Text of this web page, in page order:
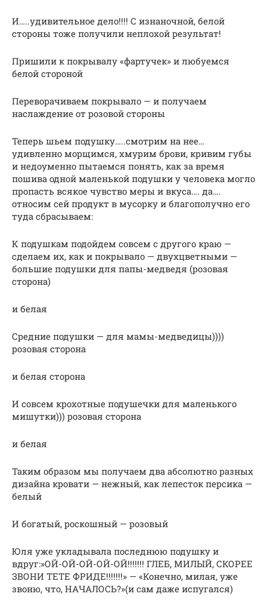
И…..удивительное дело!!!! С изнаночной, белой
стороны тоже получили неплохой результат!
Пришили к покрывалу «фартучек» и любуемся
белой стороной
Переворачиваем покрывало — и получаем
наслаждение от розовой стороны
Теперь шьем подушку…..смотрим на нее…
удивленно морщимся, хмурим брови, кривим губы
и недоуменно пытаемся понять, как за время
пошива одной маленькой подушки у человека могло
пропасть всякое чувство меры и вкуса…. да….
относим сей продукт в мусорку и благополучно его
туда сбрасываем:
К подушкам подойдем совсем с другого краю —
сделаем их, как и покрывало — двухцветными —
большие подушки для папы-медведя (розовая
сторона)
и белая
Средние подушки — для мамы-медведицы))))
розовая сторона
и белая сторона
И совсем крохотные подушечки для маленького
мишутки))) розовая сторона
и белая
Таким образом мы получаем два абсолютно разных
дизайна кровати — нежный, как лепесток персика —
белый
И богатый, роскошный — розовый
Юля уже укладывала последнюю подушку и
вдруг:»ОЙ-ОЙ-ОЙ-ОЙ-ОЙ!!!!!!! ГЛЕБ, МИЛЫЙ, СКОРЕЕ
ЗВОНИ ТЕТЕ ФРИДЕ!!!!!!!» — «Конечно, милая, уже
звоню, что, НАЧАЛОСЬ?»(и сам даже испугался)